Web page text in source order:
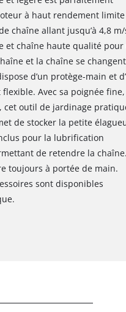
à haut rendement limite
chaîne allant jusqu’à 4,8 m/
et chaîne haute qualité pour
et la chaîne se changent
d’un protège-main et
Avec sa poignée fine,
cet outil de jardinage
de stocker la petite
pour la lubrification
de retendre la chaîne.
toujours à portée de main.
sont disponibles